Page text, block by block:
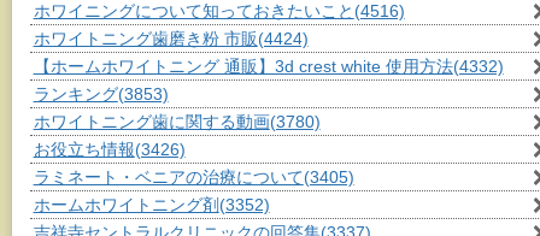
ホワイニングについて知っておきたいこと (4516)
ホワイトニング歯磨き粉 市販(4424)
【ホームホワイトニング 通販】3d crest white 使用方法(4332)
ランキング(3853)
ホワイトニング歯に関する動画(3780)
お役立ち情報(3426)
ラミネート・ベニアの治療について(3405)
ホームホワイトニング剤 (3352)